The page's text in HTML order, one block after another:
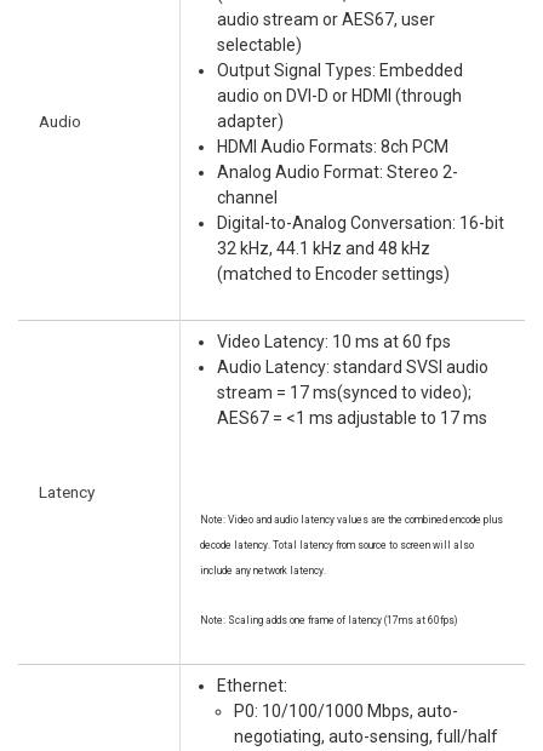
Audio
audio stream or AES67, user
selectable)
Output Signal Types: Embedded
audio on DVI-D or HDMI (through
adapter)
HDMI Audio Formats: 8ch PCM
Analog Audio Format: Stereo 2-
channel
Digital-to-Analog Conversation: 16-bit
32 kHz, 44.1 kHz and 48 kHz
(matched to Encoder settings)
Latency
Video Latency: 10 ms at 60 fps
Audio Latency: standard SVSI audio
stream = 17 ms(synced to video);
AES67 = <1 ms adjustable to 17 ms
Note: Video and audio latency values are the combined encode plus
decode latency. Total latency from source to screen will also
include any network latency.
Note: Scaling adds one frame of latency (17ms at 60fps)
Ethernet:
P0: 10/100/1000 Mbps, auto-
negotiating, auto-sensing, full/half